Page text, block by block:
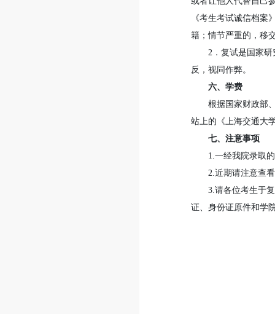
《考生考试诚信档
籍；情节严重的，移
2．复试是国家
反，视同作弊。
六、学费
根据国家财政部
站上的《上海交通大
七、注意事项
1.一经我院录取
2.近期请注意查
3.请各位考生于
证、身份证原件和学